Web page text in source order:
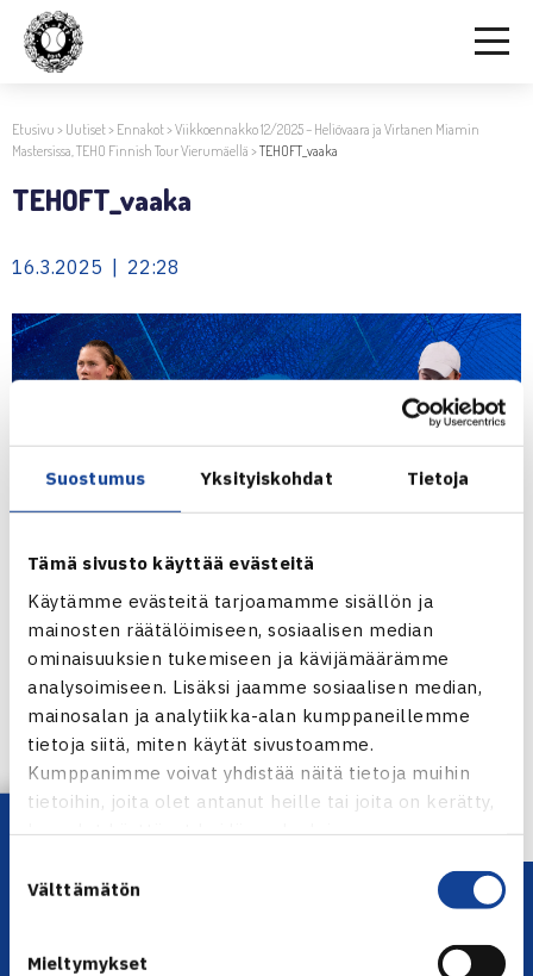
Suostumus Yksityiskohdat Tietoja
Tämä sivusto käyttää evästeitä
Käytämme evästeitä tarjoamamme sisällön ja
mainosten räätälöimiseen, sosiaalisen median
ominaisuuksien tukemiseen ja kävijämäärämme
analysoimiseen. Lisäksi jaamme sosiaalisen median,
mainosalan ja analytiikka-alan kumppaneillemme
tietoja siitä, miten käytät sivustoamme.
Kumppanimme voivat yhdistää näitä tietoja muihin
tietoihin, joita olet antanut heille tai joita on kerätty,
kun olet käyttänyt heidän palvelujaan.
valinta
Välttämätön
Mieltymykset
Etusivu > Uutiset> Ennakot>Viikkoennakko 12/2025 – Heliövaara ja Virtanen Miamin
Mastersissa, TEHO Finnish Tour Vierumäellä >TEHOFT_vaaka
TEHOFT_vaaka
16.3.2025 | 22:28
← Edellinen
Lataa OmaTennis!